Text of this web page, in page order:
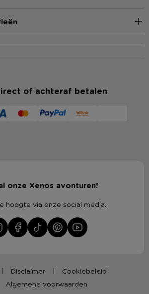
of achteraf betalen
onze Xenos avonturen!
hoogte via onze social media.
Disclaimer
Cookiebeleid
Algemene voorwaarden